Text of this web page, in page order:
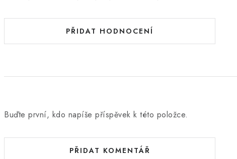
PŘIDAT HODNOCENÍ
Buďte první, kdo napíše příspěvek k této položce.
PŘIDAT KOMENTÁŘ